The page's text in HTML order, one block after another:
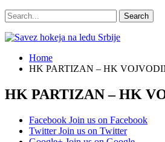
Home
HK PARTIZAN – HK
HK PARTIZAN – HK
Facebook Join us on Facebook
Twitter Join us on Twitter